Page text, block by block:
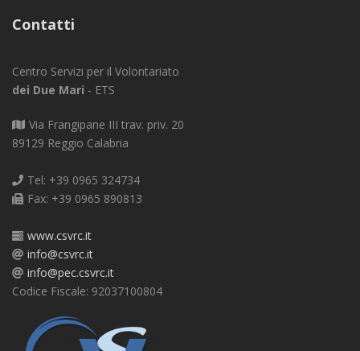
Contatti
Centro Servizi per il Volontariato
dei Due Mari - ETS
Via Frangipane III trav. priv. 20
89129 Reggio Calabria
Tel: +39 0965 324734
Fax: +39 0965 890813
www.csvrc.it
info@csvrc.it
info@pec.csvrc.it
Codice Fiscale: 92037100804